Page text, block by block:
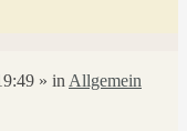
» in Allgemein